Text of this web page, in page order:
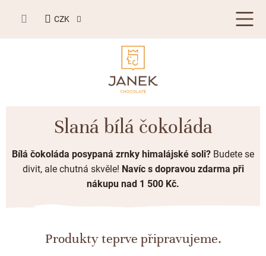
CZK
NÁKUPNÍ
KOŠÍK
BESTSELLERY
TABULKOVÁ ČOKOLÁDA
Plněné čokolády
Mléčná čokoláda
BONBONIERY, PRALINKY A LANÝŽE
Nugát
Letní dárky ☀️
ZAKÁZKOVÁ VÝROBA
Slaná bílá čokoláda
Bílá čokoláda posypaná zrnky himalájské soli? Budete se
divit, ale chutná skvěle! Navíc s dopravou zdarma při
nákupu nad 1 500 Kč.
Produkty teprve připravujeme.